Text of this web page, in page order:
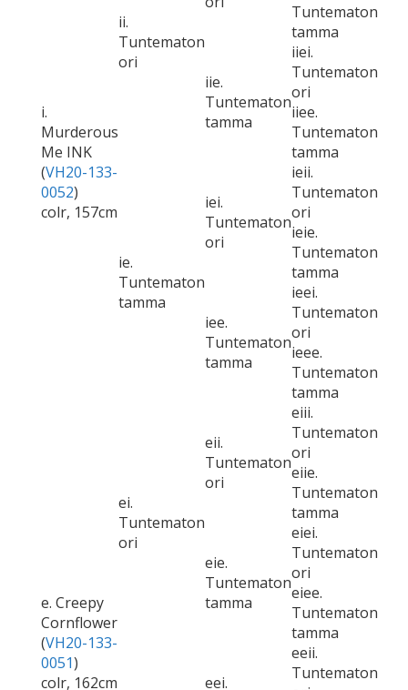
i.
Murderous
Me INK
(VH20-133-
0052)
colr, 157cm
ii.
Tuntematon
ori
Tuntematon
tamma
iie.
Tuntematon
tamma
iiei.
Tuntematon
ori
iiee.
Tuntematon
tamma
ie.
Tuntematon
tamma
iei.
Tuntematon
ori
ieii.
Tuntematon
ori
ieie.
Tuntematon
tamma
iee.
Tuntematon
tamma
ieei.
Tuntematon
ori
ieee.
Tuntematon
tamma
e. Creepy
Cornflower
(VH20-133-
0051)
colr, 162cm
ei.
Tuntematon
ori
eii.
Tuntematon
ori
eiii.
Tuntematon
ori
eiie.
Tuntematon
tamma
eie.
Tuntematon
tamma
eiei.
Tuntematon
ori
eiee.
Tuntematon
tamma
eei.
eeii.
Tuntematon